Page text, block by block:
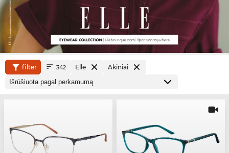
filter 342 Elle Akiniai